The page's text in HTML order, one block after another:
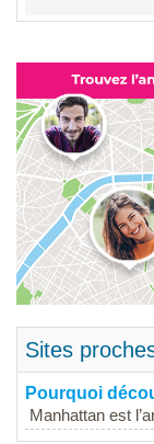
Sites
Pourquoi
Manhattan est